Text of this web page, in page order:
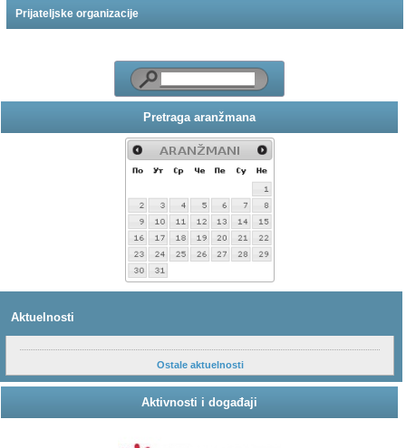
Prijateljske organizacije
Pretraga aranžmana
Aktuelnosti
Ostale aktuelnosti
Aktivnosti i događaji